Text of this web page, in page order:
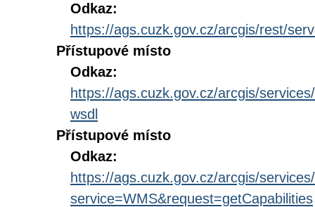
Odkaz:
https://ags.cuzk.gov.cz/arcgis/rest/
Přístupové místo
Odkaz:
https://ags.cuzk.gov.cz/arcgis/
wsdl
Přístupové místo
Odkaz:
https://ags.cuzk.gov.cz/arcgis/
service=WMS&request=getCapabilities